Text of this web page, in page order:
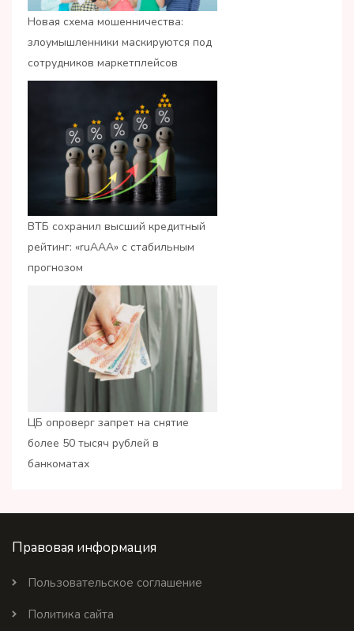
Новая схема мошенничества:
злоумышленники маскируются под
сотрудников маркетплейсов
ВТБ сохранил высший кредитный
рейтинг: «ruАAA» с стабильным
прогнозом
ЦБ опроверг запрет на снятие
более 50 тысяч рублей в
банкоматах
Правовая информация
Пользовательское соглашение
Политика сайта